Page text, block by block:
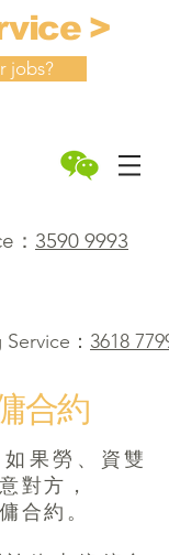
>
jobs?
： 3590 9993
： 3618 7799
合約
如果勞、資雙
對方，
合約。